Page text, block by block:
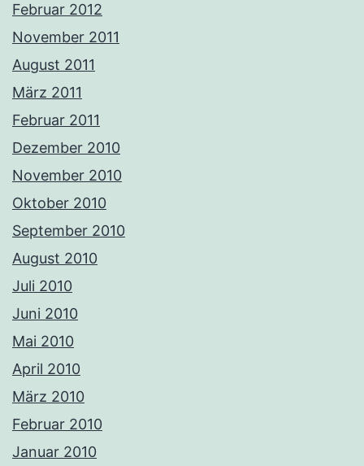
Februar 2012
November 2011
August 2011
März 2011
Februar 2011
Dezember 2010
November 2010
Oktober 2010
September 2010
August 2010
Juli 2010
Juni 2010
Mai 2010
April 2010
März 2010
Februar 2010
Januar 2010